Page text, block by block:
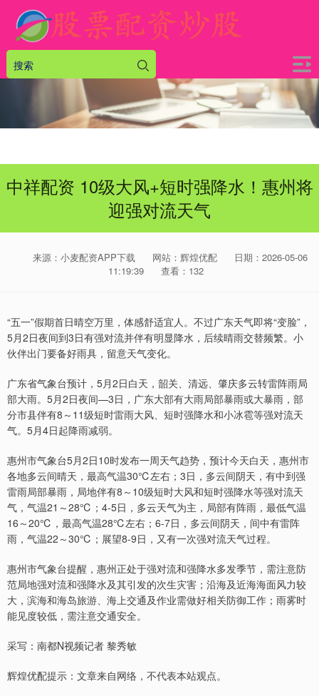
中祥配资 10级大风+短时强降水！惠州将
迎强对流天气
来源：小麦配资APP下载 网站：辉煌优配
日期：2026-05-06
11:19:39
查看：132
“五一”假期首日晴空万里，体感舒适宜人。不过广东天气即将“变脸”，
5月2日夜间到3日有强对流并伴有明显降水，后续晴雨交替频繁。小
伙伴出门要备好雨具，留意天气变化。
广东省气象台预计，5月2日白天，韶关、清远、肇庆多云转雷阵雨局
部大雨。5月2日夜间—3日，广东大部有大雨局部暴雨或大暴雨，部
分市县伴有8～11级短时雷雨大风、短时强降水和小冰雹等强对流天
气。5月4日起降雨减弱。
惠州市气象台5月2日10时发布一周天气趋势，预计今天白天，惠州市
各地多云间晴天，最高气温30℃左右；3日，多云间阴天，有中到强
雷雨局部暴雨，局地伴有8～10级短时大风和短时强降水等强对流天
气，气温21～28℃；4-5日，多云天气为主，局部有阵雨，最低气温
16～20℃，最高气温28℃左右；6-7日，多云间阴天，间中有雷阵
雨，气温22～30℃；展望8-9日，又有一次强对流天气过程。
惠州市气象台提醒，惠州正处于强对流和强降水多发季节，需注意防
范局地强对流和强降水及其引发的次生灾害；沿海及近海海面风力较
大，滨海和海岛旅游、海上交通及作业需做好相关防御工作；雨雾时
能见度较低，需注意交通安全。
采写：南都N视频记者 黎秀敏
辉煌优配提示：文章来自网络，不代表本站观点。